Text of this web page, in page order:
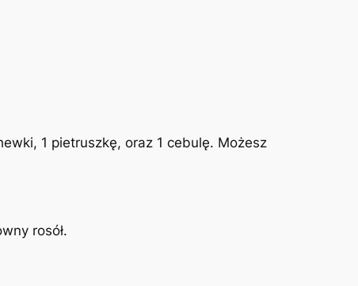
1 pietruszkę, oraz 1 cebulę. Możesz
rosół.